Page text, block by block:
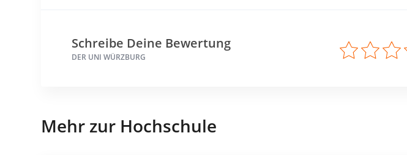
Schreibe Deine Bewertung
DER UNI WÜRZBURG
Mehr zur Hochschule